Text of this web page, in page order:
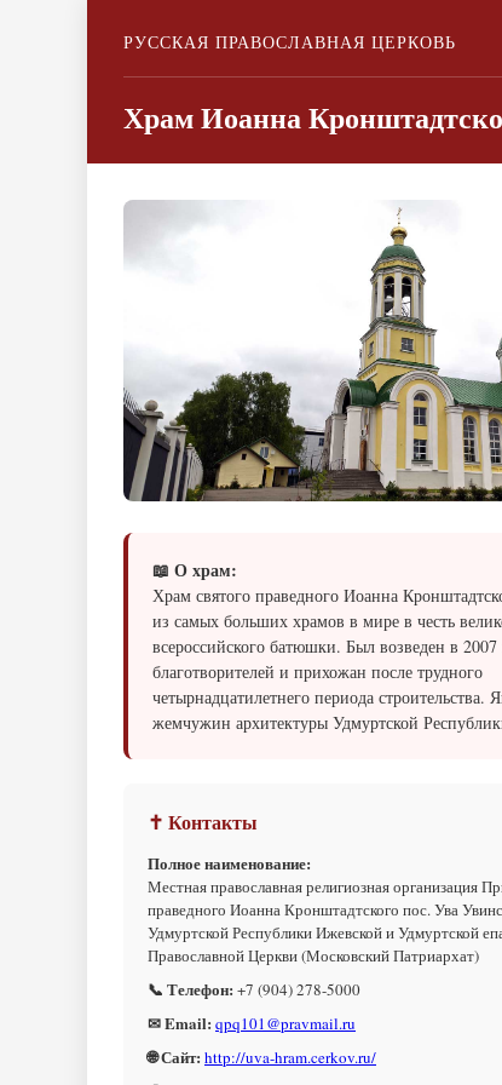
РУССКАЯ ПРАВОСЛАВНАЯ ЦЕРКОВЬ
Храм Иоанна
📖 О храм:
Храм святого праведного Иоанна
из самых больших храмов в мире в честь
всероссийского батюшки. Был возведен в 2007
благотворителей и прихожан после трудного
четырнадцатилетнего периода строительства.
жемчужин архитектуры Удмуртской
✝ Контакты
Полное наименование:
Местная православная религиозная организация
праведного Иоанна Кронштадтского пос. Ува
Удмуртской Республики Ижевской и Удмуртской
Православной Церкви (Московский Патриархат)
📞 Телефон: +7 (904) 278-5000
✉ Email: qpq101@pravmail.ru
🌐 Сайт: http://uva-hram.cerkov.ru/